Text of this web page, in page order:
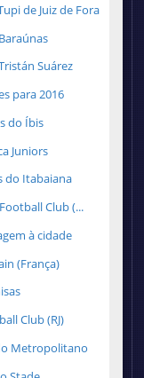
de Juiz de Fora
Suárez
para 2016
do Íbis
Juniors
do Itabaiana
Club (...
à cidade
(França)
Club (RJ)
Metropolitano